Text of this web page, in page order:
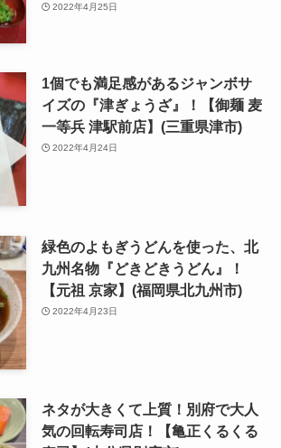
2022年4月25日
1個でも満足感があるジャンボサ
イズの『津ぎょうざ』！【御麺 麦
一等兵 津駅前店】(三重県津市)
2022年4月24日
緑色のよもぎうどんを使った、北
九州名物『どきどきうどん』！​​​​​​​
【元祖 京家】(福岡県北九州市)
2022年4月23日
ネタが大きくて上質！別府で大人
気の回転寿司店！【亀正くるくる